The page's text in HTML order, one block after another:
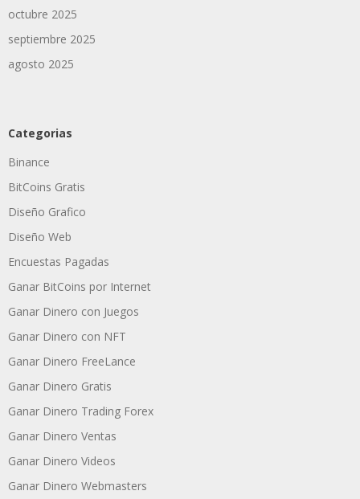
octubre 2025
septiembre 2025
agosto 2025
Categorias
Binance
BitCoins Gratis
Diseño Grafico
Diseño Web
Encuestas Pagadas
Ganar BitCoins por Internet
Ganar Dinero con Juegos
Ganar Dinero con NFT
Ganar Dinero FreeLance
Ganar Dinero Gratis
Ganar Dinero Trading Forex
Ganar Dinero Ventas
Ganar Dinero Videos
Ganar Dinero Webmasters